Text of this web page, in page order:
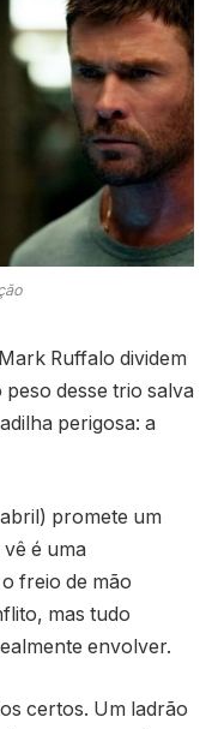
Ruffalo dividem
peso desse trio salva
perigosa: a
promete um
é uma
freio de mão
mas tudo
envolver.
certos. Um ladrão